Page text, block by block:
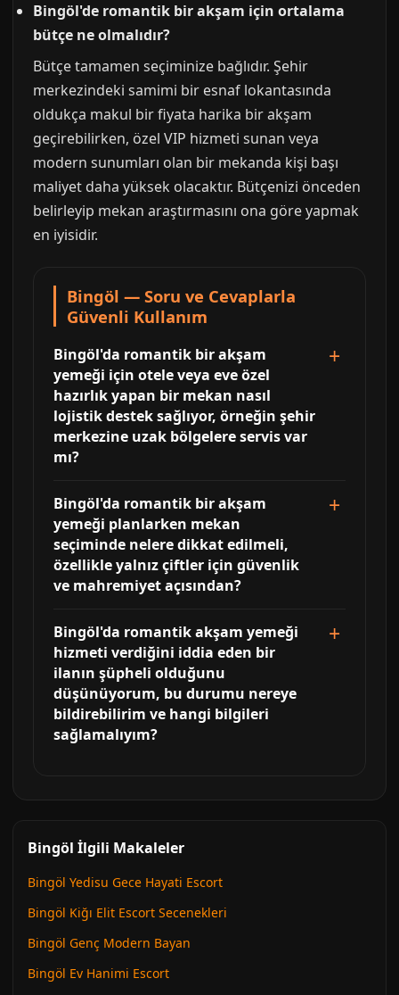
Bingöl'de romantik bir akşam için ortalama
bütçe ne olmalıdır?
Bütçe tamamen seçiminize bağlıdır. Şehir
merkezindeki samimi bir esnaf lokantasında
oldukça makul bir fiyata harika bir akşam
geçirebilirken, özel VIP hizmeti sunan veya
modern sunumları olan bir mekanda kişi başı
maliyet daha yüksek olacaktır. Bütçenizi önceden
belirleyip mekan araştırmasını ona göre yapmak
en iyisidir.
Bingöl — Soru ve Cevaplarla
Güvenli Kullanım
Bingöl'da romantik bir akşam
yemeği için otele veya eve özel
hazırlık yapan bir mekan nasıl
lojistik destek sağlıyor, örneğin şehir
merkezine uzak bölgelere servis var
mı?
Bingöl'da romantik bir akşam
yemeği planlarken mekan
seçiminde nelere dikkat edilmeli,
özellikle yalnız çiftler için güvenlik
ve mahremiyet açısından?
Bingöl'da romantik akşam yemeği
hizmeti verdiğini iddia eden bir
ilanın şüpheli olduğunu
düşünüyorum, bu durumu nereye
bildirebilirim ve hangi bilgileri
sağlamalıyım?
Bingöl İlgili Makaleler
Bingöl Yedisu Gece Hayati Escort
Bingöl Kiğı Elit Escort Secenekleri
Bingöl Genç Modern Bayan
Bingöl Ev Hanimi Escort